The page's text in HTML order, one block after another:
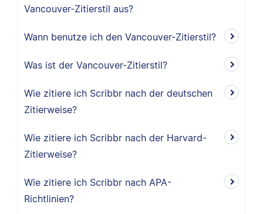
Vancouver-Zitierstil aus?
Wann benutze ich den Vancouver-Zitierstil?
Was ist der Vancouver-Zitierstil?
Wie zitiere ich Scribbr nach der deutschen
Zitierweise?
Wie zitiere ich Scribbr nach der Harvard-
Zitierweise?
Wie zitiere ich Scribbr nach APA-
Richtlinien?